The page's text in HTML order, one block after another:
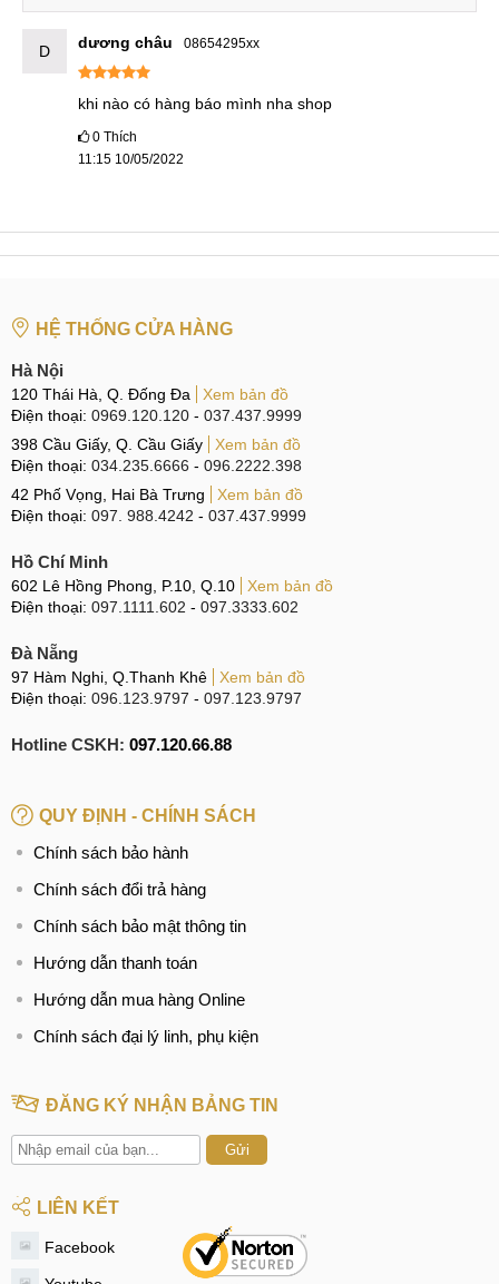
D dương châu 08654295xx
khi nào có hàng báo mình nha shop
0 Thích
11:15 10/05/2022
HỆ THỐNG CỬA HÀNG
Hà Nội
120 Thái Hà, Q. Đống Đa
Xem bản đồ
Điện thoại: 0969.120.120 - 037.437.9999
398 Cầu Giấy, Q. Cầu Giấy
Xem bản đồ
Điện thoại: 034.235.6666 - 096.2222.398
42 Phố Vọng, Hai Bà Trưng
Xem bản đồ
Điện thoại: 097. 988.4242 - 037.437.9999
Hồ Chí Minh
602 Lê Hồng Phong, P.10, Q.10
Xem bản đồ
Điện thoại: 097.1111.602 - 097.3333.602
Đà Nẵng
97 Hàm Nghi, Q.Thanh Khê
Xem bản đồ
Điện thoại: 096.123.9797 - 097.123.9797
Hotline CSKH: 097.120.66.88
QUY ĐỊNH - CHÍNH SÁCH
Chính sách bảo hành
Chính sách đổi trả hàng
Chính sách bảo mật thông tin
Hướng dẫn thanh toán
Hướng dẫn mua hàng Online
Chính sách đại lý linh, phụ kiện
ĐĂNG KÝ NHẬN BẢNG TIN
Gửi
LIÊN KẾT
Facebook